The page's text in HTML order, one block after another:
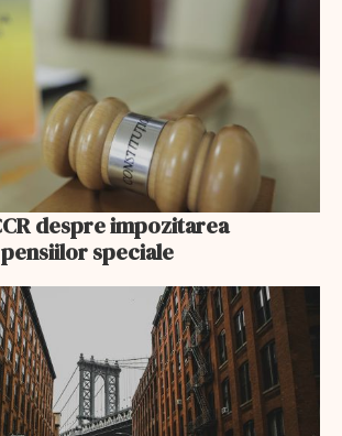
despre impozitarea
speciale